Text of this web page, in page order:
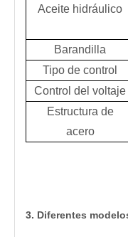
Aceite hidráulico
Barandilla
Tipo de control
Control del voltaje
Estructura de
acero
3. Diferentes